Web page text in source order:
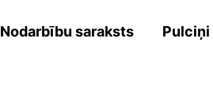
Nodarbību saraksts Pulciņi